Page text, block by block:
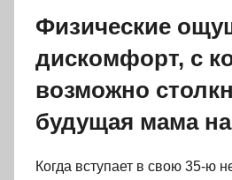
Физические
дискомфорт, с
возможно
будущая мама
Когда вступает в свою 35-ю